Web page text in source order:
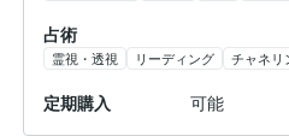
占術
霊視・透視 リーディング チャネリ
定期購入 可能